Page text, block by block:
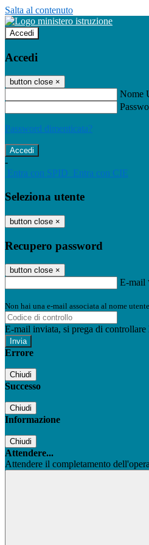
Salta al contenuto
Accedi
Accedi
button close ×
Nome
Password dimenticata?
-
Entra con SPID Entra con CIE
Seleziona utente
button close ×
Recupero password
button close ×
E-mail
Non hai una e-mail associata al nome
E-mail inviata, si prega di controllare
Errore
Chiudi
Successo
Chiudi
Informazione
Chiudi
Attendere...
Attendere il completamento